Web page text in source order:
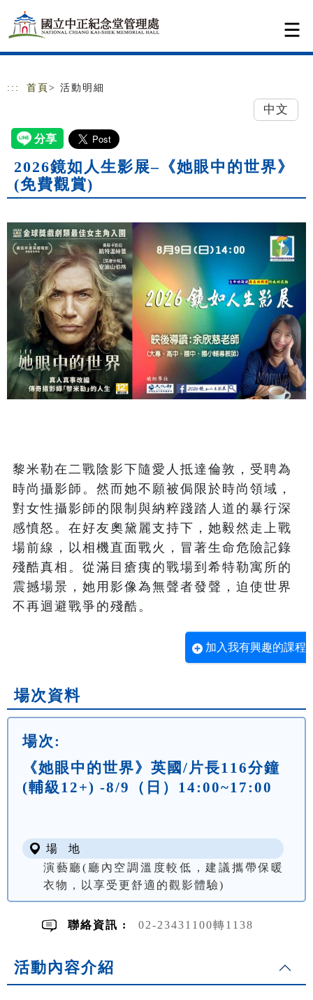
跳到主要內容
網站導覽
::: 首頁 > 活動明細
中文
2026鏡如人生影展–《她眼中的世界》
(免費觀賞)
黎米勒在二戰陰影下隨愛人抵達倫敦，受聘為
時尚攝影師。然而她不願被侷限於時尚領域，
對女性攝影師的限制與納粹踐踏人道的暴行深
感憤怒。在好友奧黛麗支持下，她毅然走上戰
場前線，以相機直面戰火，冒著生命危險記錄
殘酷真相。從滿目瘡痍的戰場到希特勒寓所的
震撼場景，她用影像為無聲者發聲，迫使世界
不再迴避戰爭的殘酷。
加入我有興趣的課程
場次資料
場次:
《她眼中的世界》英國/片長116分鐘
(輔級12+) -8/9（日）14:00~17:00
場 地
演藝廳(廳內空調溫度較低，建議攜帶保暖
衣物，以享受更舒適的觀影體驗)
聯絡資訊 : 02-23431100轉1138
活動內容介紹